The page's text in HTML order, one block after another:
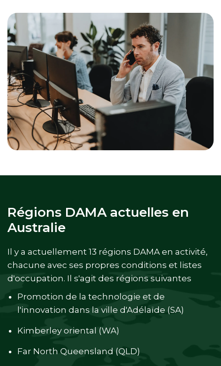
Régions DAMA actuelles en
Australie
Il y a actuellement 13 régions DAMA en activité,
chacune avec ses propres conditions et listes
d'occupation. Il s'agit des régions suivantes
Promotion de la technologie et de
l'innovation dans la ville d'Adélaïde (SA)
Kimberley oriental (WA)
Far North Queensland (QLD)